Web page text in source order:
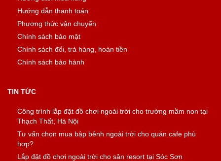
Hướng dẫn thanh toán
Phương thức vận chuyển
Chính sách bảo mật
Chính sách đổi, trả hàng, hoàn tiền
Chính sách bảo hành
TIN TỨC
Công trình lắp đặt đồ chơi ngoài trời cho trường mầm non tại
Thạch Thất, Hà Nội
Tư vấn chọn mua bập bênh ngoài trời cho quán cafe phù
hợp?
Lắp đặt đồ chơi ngoài trời cho sân resort tại Sóc Sơn